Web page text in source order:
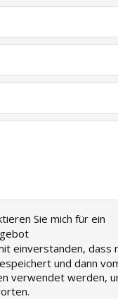
Sie mich für ein
einverstanden, dass
und dann
verwendet werden,